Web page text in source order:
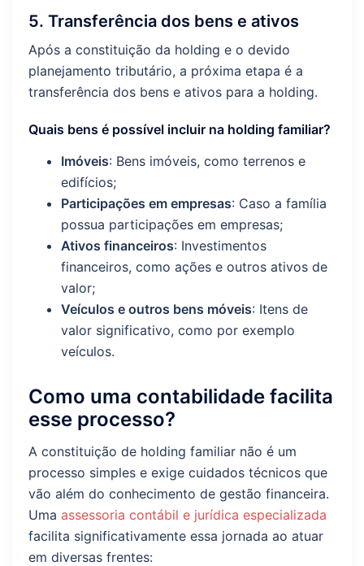
5. Transferência dos bens e ativos
Após a constituição da holding e o devido
planejamento tributário, a próxima etapa é a
transferência dos bens e ativos para a holding.
Quais bens é possível incluir na holding familiar?
Imóveis: Bens imóveis, como terrenos e
edifícios;
Participações em empresas: Caso a família
possua participações em empresas;
Ativos financeiros: Investimentos
financeiros, como ações e outros ativos de
valor;
Veículos e outros bens móveis: Itens de
valor significativo, como por exemplo
veículos.
Como uma contabilidade facilita
esse processo?
A constituição de holding familiar não é um
processo simples e exige cuidados técnicos que
vão além do conhecimento de gestão financeira.
Uma assessoria contábil e jurídica especializada
facilita significativamente essa jornada ao atuar
em diversas frentes: